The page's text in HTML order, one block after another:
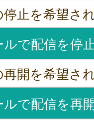
停止を希望さ
ルで配信を停
再開を希望さ
ルで配信を再